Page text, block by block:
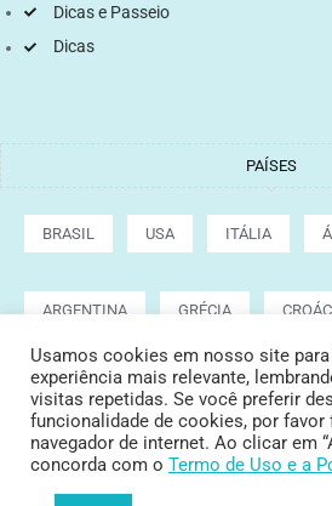
Dicas e Passeio
Dicas
PAÍSES
BRASIL USA ITÁLIA
ARGENTINA GRÉCIA
Copyright © 2022 Tata
POLÍTICA DE
Usamos cookies em nosso site
experiência mais relevante,
visitas repetidas. Se você preferir
funcionalidade de cookies, por favor
navegador de internet. Ao clicar em
concorda com o Termo de Uso e a